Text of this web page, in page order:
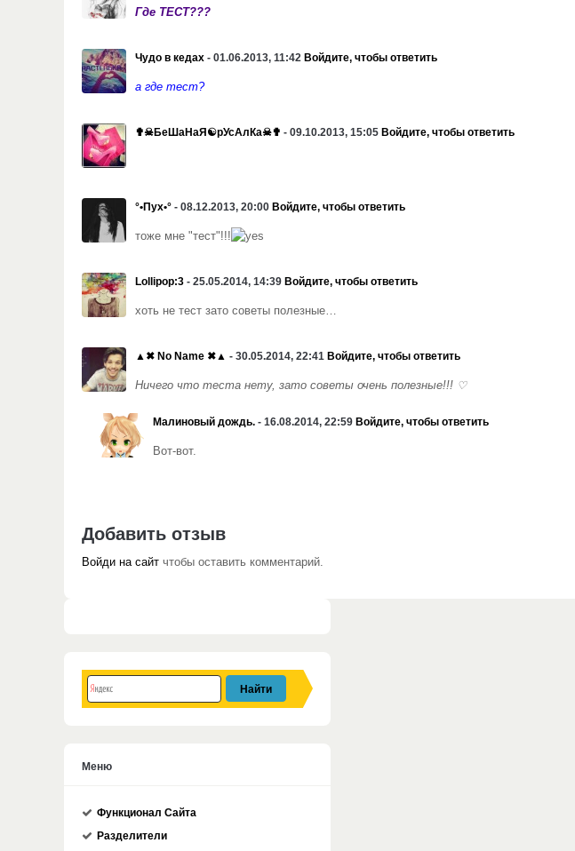
Где ТЕСТ???
Чудо в кедах - 01.06.2013, 11:42 Войдите, чтобы ответить
а где тест?
✟☠БеШаНаЯ☯рУсАлКа☠✟ - 09.10.2013, 15:05 Войдите, чтобы ответить
°•Пух•° - 08.12.2013, 20:00 Войдите, чтобы ответить
тоже мне "тест"!!!
Lollipop:3 - 25.05.2014, 14:39 Войдите, чтобы ответить
хоть не тест зато советы полезные…
▲✖ No Name ✖▲ - 30.05.2014, 22:41 Войдите, чтобы ответить
Ничего что теста нету, зато советы очень полезные!!! ♡
Малиновый дождь. - 16.08.2014, 22:59 Войдите, чтобы ответить
Вот-вот.
Добавить отзыв
Войди на сайт чтобы оставить комментарий.
Меню
Функционал Сайта
Разделители